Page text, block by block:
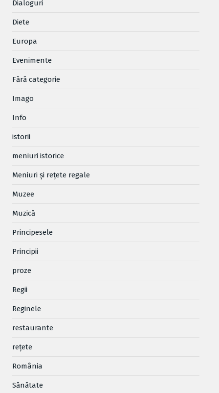
Dialoguri
Diete
Europa
Evenimente
Fără categorie
Imago
Info
istorii
meniuri istorice
Meniuri și rețete regale
Muzee
Muzică
Principesele
Principii
proze
Regii
Reginele
restaurante
reţete
România
Sănătate